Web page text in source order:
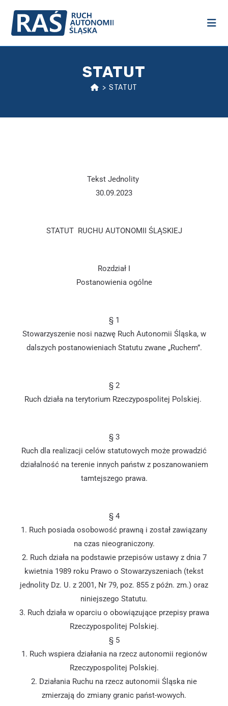
STATUT
> STATUT
Tekst Jednolity
30.09.2023
STATUT RUCHU AUTONOMII ŚLĄSKIEJ
Rozdział I
Postanowienia ogólne
§ 1
Stowarzyszenie nosi nazwę Ruch Autonomii Śląska, w
dalszych postanowieniach Statutu zwane „Ruchem”.
§ 2
Ruch działa na terytorium Rzeczypospolitej Polskiej.
§ 3
Ruch dla realizacji celów statutowych może prowadzić
działalność na terenie innych państw z poszanowaniem
tamtejszego prawa.
§ 4
1. Ruch posiada osobowość prawną i został zawiązany
na czas nieograniczony.
2. Ruch działa na podstawie przepisów ustawy z dnia 7
kwietnia 1989 roku Prawo o Stowarzyszeniach (tekst
jednolity Dz. U. z 2001, Nr 79, poz. 855 z późn. zm.) oraz
niniejszego Statutu.
3. Ruch działa w oparciu o obowiązujące przepisy prawa
Rzeczypospolitej Polskiej.
§ 5
1. Ruch wspiera działania na rzecz autonomii regionów
Rzeczypospolitej Polskiej.
2. Działania Ruchu na rzecz autonomii Śląska nie
zmierzają do zmiany granic państ-wowych.